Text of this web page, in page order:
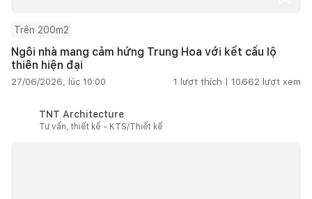
Trên 200m2
Ngôi nhà mang cảm hứng Trung Hoa với kết cấu lộ
thiên hiện đại
27/06/2026, lúc 10:00 1 lượt thích | 10.662 lượt xem
TNT Architecture
Tư vấn, thiết kế - KTS/Thiết kế